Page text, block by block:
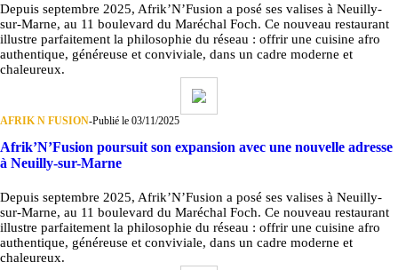
Depuis septembre 2025, Afrik’N’Fusion a posé ses valises à Neuilly-
sur-Marne, au 11 boulevard du Maréchal Foch. Ce nouveau restaurant
illustre parfaitement la philosophie du réseau : offrir une cuisine afro
authentique, généreuse et conviviale, dans un cadre moderne et
chaleureux.
AFRIK N FUSION-Publié le 03/11/2025
Afrik’N’Fusion poursuit son expansion avec une nouvelle adresse
à Neuilly-sur-Marne
Depuis septembre 2025, Afrik’N’Fusion a posé ses valises à Neuilly-
sur-Marne, au 11 boulevard du Maréchal Foch. Ce nouveau restaurant
illustre parfaitement la philosophie du réseau : offrir une cuisine afro
authentique, généreuse et conviviale, dans un cadre moderne et
chaleureux.